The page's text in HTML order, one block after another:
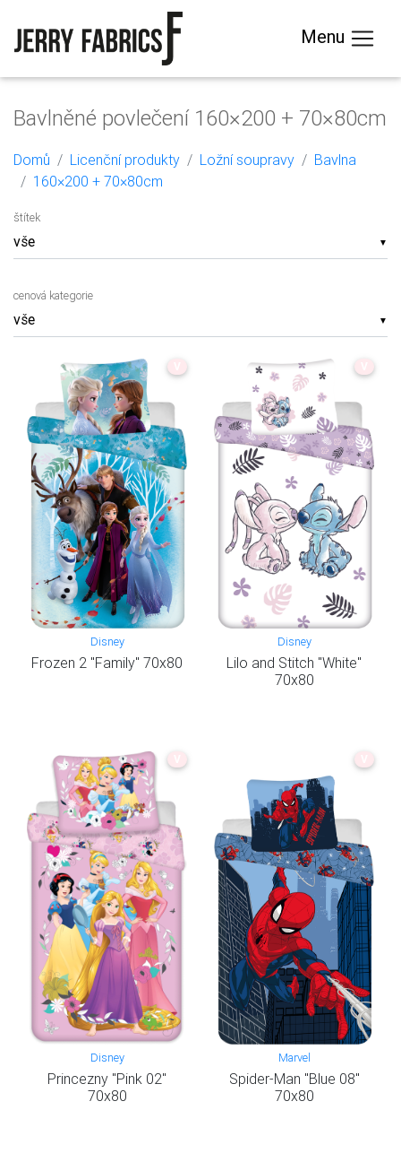
Menu
Bavlněné povlečení 160×200 + 70×80cm
Domů Licenční produkty Ložní soupravy
Bavlna
160×200 + 70×80cm
▼
štítek
▼
cenová kategorie
Disney
Frozen 2 "Family" 70x80
Disney
Lilo and Stitch "White"
70x80
Disney
Princezny "Pink 02"
70x80
Marvel
Spider-Man "Blue 08"
70x80